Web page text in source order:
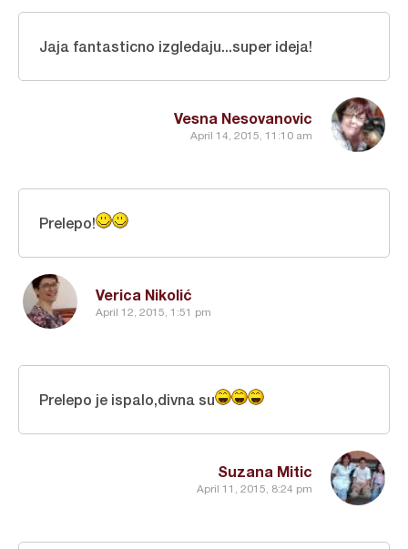
Vesna Nesovanovic
April 14, 2015, 11:10 am
Jaja fantasticno izgledaju...super ideja!
Verica Nikolić
April 12, 2015, 1:51 pm
Prelepo!
Suzana Mitic
April 11, 2015, 8:24 pm
Prelepo je ispalo,divna su